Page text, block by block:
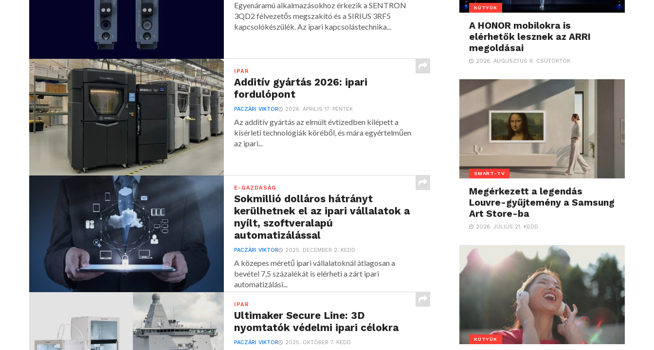
Egyenáramú alkalmazásokhoz érkezik a SENTRON
3QD2 félvezetős megszakító és a SIRIUS 3RF5
kapcsolókészülék. Az ipari kapcsolástechnika...
IPAR
Additív gyártás 2026: ipari
fordulópont
PACZÁRI VIKTOR 2026. ÁPRILIS 17. PÉNTEK
Az additív gyártás az elmúlt évtizedben kilépett a
kísérleti technológiák köréből, és mára egyértelműen
az ipari...
E-GAZDASÁG
Sokmillió dolláros hátrányt
kerülhetnek el az ipari vállalatok a
nyílt, szoftveralapú
automatizálással
PACZÁRI VIKTOR 2025. DECEMBER 2. KEDD
A közepes méretű ipari vállalatoknál átlagosan a
bevétel 7,5 százalékát is elérheti a zárt ipari
automatizálási...
IPAR
Ultimaker Secure Line: 3D
nyomtatók védelmi ipari célokra
PACZÁRI VIKTOR 2025. OKTÓBER 7. KEDD
KÜTYÜK
A HONOR mobilokra is
elérhetők lesznek az ARRI
megoldásai
2026. AUGUSZTUS 6. CSÜTÖRTÖK
SMART-TV
Megérkezett a legendás
Louvre-gyűjtemény a Samsung
Art Store-ba
2026. JÚLIUS 21. KEDD
KÜTYÜK